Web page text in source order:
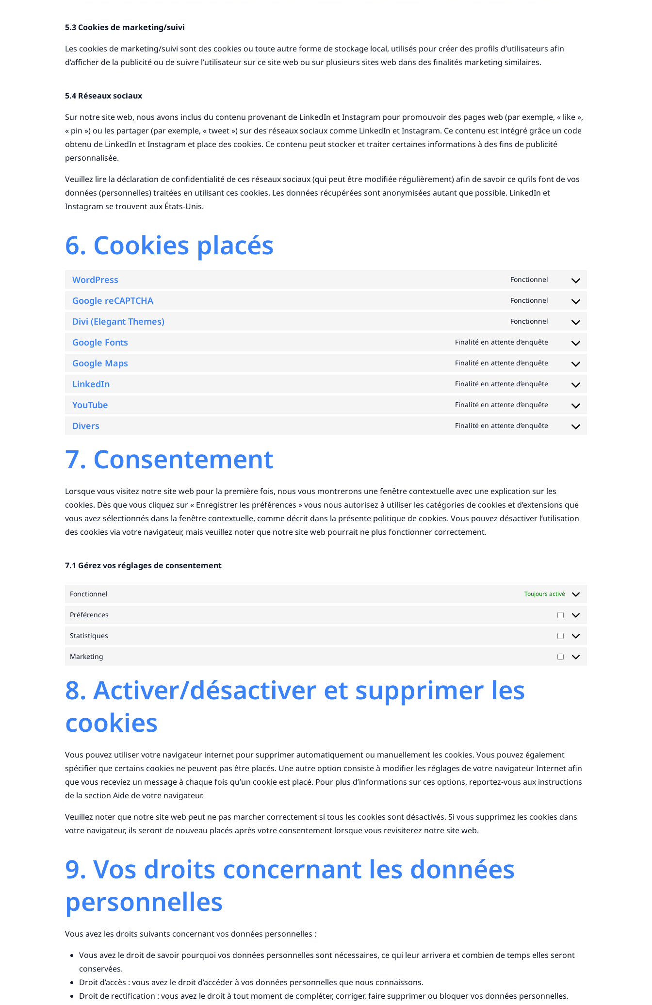
5.3 Cookies de marketing/suivi
Les cookies de marketing/suivi sont des cookies ou toute autre forme de stockage local, utilisés pour créer des profils d’utilisateurs afin
d’afficher de la publicité ou de suivre l’utilisateur sur ce site web ou sur plusieurs sites web dans des finalités marketing similaires.
5.4 Réseaux sociaux
Sur notre site web, nous avons inclus du contenu provenant de LinkedIn et Instagram pour promouvoir des pages web (par exemple, « like »,
« pin ») ou les partager (par exemple, « tweet ») sur des réseaux sociaux comme LinkedIn et Instagram. Ce contenu est intégré grâce un code
obtenu de LinkedIn et Instagram et place des cookies. Ce contenu peut stocker et traiter certaines informations à des fins de publicité
personnalisée.
Veuillez lire la déclaration de confidentialité de ces réseaux sociaux (qui peut être modifiée régulièrement) afin de savoir ce qu’ils font de vos
données (personnelles) traitées en utilisant ces cookies. Les données récupérées sont anonymisées autant que possible. LinkedIn et
Instagram se trouvent aux États-Unis.
6. Cookies placés
WordPress Fonctionnel
Consent
wordpress
Google reCAPTCHA Fonctionnel
Consent
google-
recaptcha
Divi (Elegant Themes) Fonctionnel
Consent
(elegant-
Google Fonts Finalité en attente d’enquête
Consent
google-
Google Maps Finalité en attente d’enquête
Consent
google-
maps
LinkedIn Finalité en attente d’enquête
Consent
linkedin
YouTube Finalité en attente d’enquête
Consent
Divers Finalité en attente d’enquête
Consent
7. Consentement
Lorsque vous visitez notre site web pour la première fois, nous vous montrerons une fenêtre contextuelle avec une explication sur les
cookies. Dès que vous cliquez sur « Enregistrer les préférences » vous nous autorisez à utiliser les catégories de cookies et d’extensions que
vous avez sélectionnés dans la fenêtre contextuelle, comme décrit dans la présente politique de cookies. Vous pouvez désactiver l’utilisation
des cookies via votre navigateur, mais veuillez noter que notre site web pourrait ne plus fonctionner correctement.
7.1 Gérez vos réglages de consentement
Fonctionnel Toujours activé
Préférences
Statistiques
Marketing
8. Activer/désactiver et supprimer les
cookies
Vous pouvez utiliser votre navigateur internet pour supprimer automatiquement ou manuellement les cookies. Vous pouvez également
spécifier que certains cookies ne peuvent pas être placés. Une autre option consiste à modifier les réglages de votre navigateur Internet afin
que vous receviez un message à chaque fois qu’un cookie est placé. Pour plus d’informations sur ces options, reportez-vous aux instructions
de la section Aide de votre navigateur.
Veuillez noter que notre site web peut ne pas marcher correctement si tous les cookies sont désactivés. Si vous supprimez les cookies dans
votre navigateur, ils seront de nouveau placés après votre consentement lorsque vous revisiterez notre site web.
9. Vos droits concernant les données
personnelles
Vous avez les droits suivants concernant vos données personnelles :
Vous avez le droit de savoir pourquoi vos données personnelles sont nécessaires, ce qui leur arrivera et combien de temps elles seront
conservées.
Droit d’accès : vous avez le droit d’accéder à vos données personnelles que nous connaissons.
Droit de rectification : vous avez le droit à tout moment de compléter, corriger, faire supprimer ou bloquer vos données personnelles.